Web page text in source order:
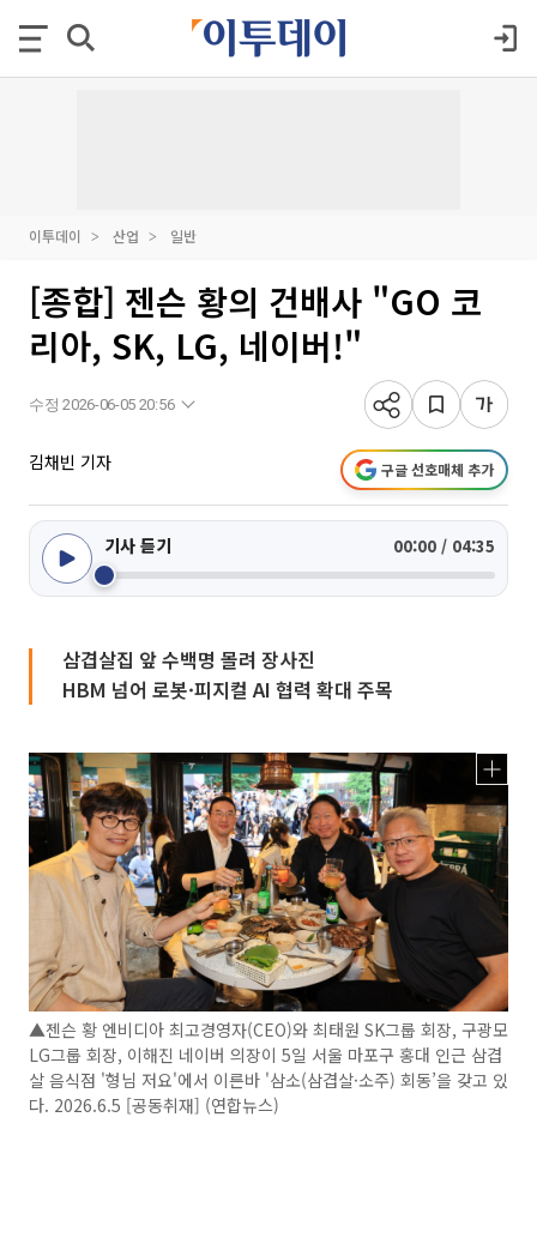
이투데이 산업 일반
[종합] 젠슨 황의 건배사 "GO 코
리아, SK, LG, 네이버!"
수정 2026-06-05 20:56
김채빈 기자 구글 선호매체 추가
기사 듣기 00:00 / 04:35
삼겹살집 앞 수백명 몰려 장사진
HBM 넘어 로봇·피지컬 AI 협력 확대 주목
▲젠슨 황 엔비디아 최고경영자(CEO)와 최태원 SK그룹 회장, 구광모
LG그룹 회장, 이해진 네이버 의장이 5일 서울 마포구 홍대 인근 삼겹
살 음식점 '형님 저요'에서 이른바 '삼소(삼겹살·소주) 회동’을 갖고 있
다. 2026.6.5 [공동취재] (연합뉴스)